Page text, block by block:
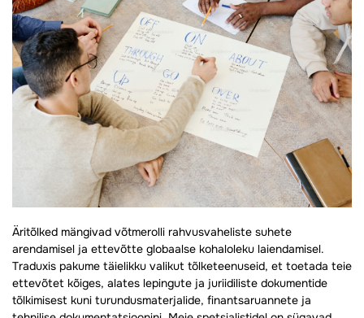
Äritõlked mängivad võtmerolli rahvusvaheliste suhete
arendamisel ja ettevõtte globaalse kohaloleku laiendamisel.
Traduxis pakume täielikku valikut tõlketeenuseid, et toetada teie
ettevõtet kõiges, alates lepingute ja juriidiliste dokumentide
tõlkimisest kuni turundusmaterjalide, finantsaruannete ja